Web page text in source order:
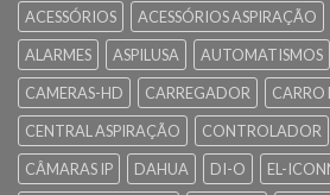
ACESSÓRIOS ACESSÓRIOS ASPIRAÇÃO
ALARMES
ASPILUSA AUTOMATISMOS
CAMERAS-HD
CARREGADOR CARRO
CENTRAL ASPIRAÇÃO
CONTROLADOR
CÂMARAS IP
DAHUA DI-O
EL-